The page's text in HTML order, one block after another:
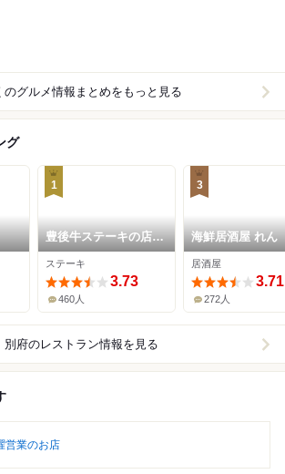
のグルメ情報まとめをもっと見る
グ
1
豊後牛ステーキの店
そむり 別府本店
ステーキ
3.73
460人
3
海鮮居酒屋 れん
居酒屋
3.71
272人
別府のレストラン情報を見る
営業のお店